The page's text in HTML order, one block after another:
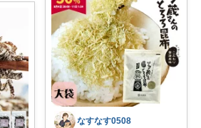
なすなす0508